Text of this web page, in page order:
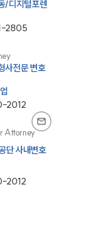
/디지털포렌
2805
사전문 변호
2012
Attorney
단 사내변호
2012